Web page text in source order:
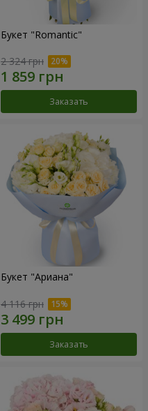
Букет "Romantic"
2 324 грн
Заказать
Букет "Ариана"
4 116 грн
Заказать